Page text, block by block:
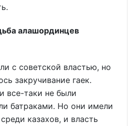
алашординцев
с советской властью, но
закручивание гаек.
все-таки не были
батраками. Но они имели
казахов, и власть